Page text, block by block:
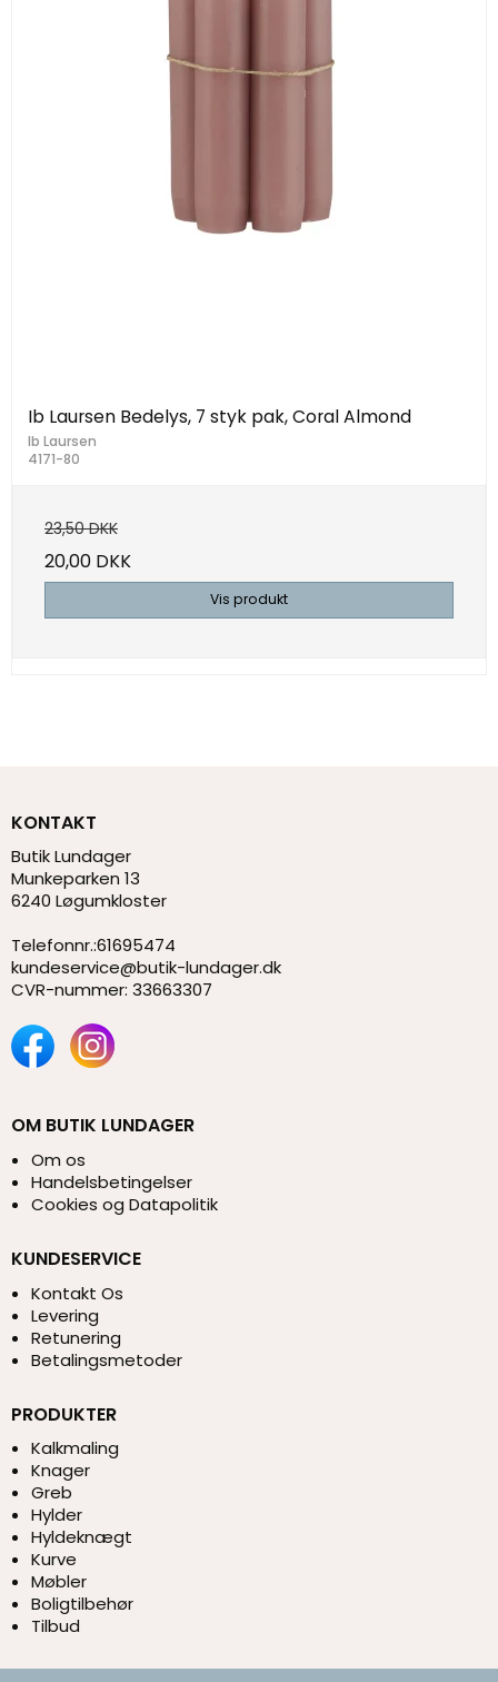
Ib Laursen Bedelys, 7 styk pak, Coral Almond
Ib Laursen
4171-80
23,50 DKK
20,00 DKK
Vis produkt
KONTAKT
Butik Lundager
Munkeparken 13
6240 Løgumkloster
Telefonnr.:61695474
kundeservice@butik-lundager.dk
CVR-nummer: 33663307
OM BUTIK LUNDAGER
Om os
Handelsbetingelser
Cookies og Datapolitik
KUNDESERVICE
Kontakt Os
Levering
Retunering
Betalingsmetoder
PRODUKTER
Kalkmaling
Knager
Greb
Hylder
Hyldeknægt
Kurve
Møbler
Boligtilbehør
Tilbud